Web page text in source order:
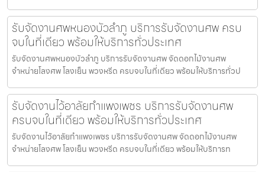
รับจัดงานศพหนองบัวลำภู บริการรับจัดงานศพ ครบ
จบในที่เดียว พร้อมให้บริการทั่วประเทศ
รับจัดงานศพหนองบัวลำภู บริการรับจัดงานศพ จัดดอกไม้งานศพ
จำหน่ายโลงศพ โลงเย็น พวงหรีด ครบจบในที่เดียว พร้อมให้บริการทั่วป
รับจัดงานไว้อาลัยกำแพงเพชร บริการรับจัดงานศพ
ครบจบในที่เดียว พร้อมให้บริการทั่วประเทศ
รับจัดงานไว้อาลัยกำแพงเพชร บริการรับจัดงานศพ จัดดอกไม้งานศพ
จำหน่ายโลงศพ โลงเย็น พวงหรีด ครบจบในที่เดียว พร้อมให้บริการท